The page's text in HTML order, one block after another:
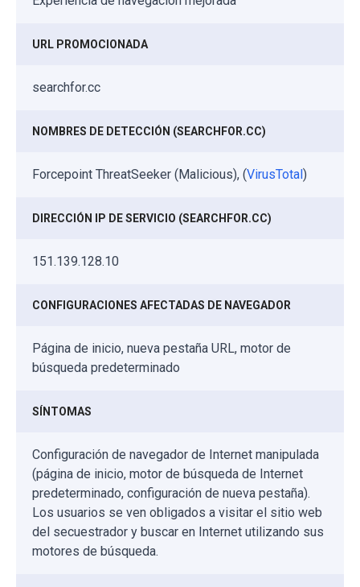
URL PROMOCIONADA
searchfor.cc
NOMBRES DE DETECCIÓN (SEARCHFOR.CC)
Forcepoint ThreatSeeker (Malicious), (VirusTotal)
DIRECCIÓN IP DE SERVICIO (SEARCHFOR.CC)
151.139.128.10
CONFIGURACIONES AFECTADAS DE NAVEGADOR
Página de inicio, nueva pestaña URL, motor de
búsqueda predeterminado
SÍNTOMAS
Configuración de navegador de Internet manipulada
(página de inicio, motor de búsqueda de Internet
predeterminado, configuración de nueva pestaña).
Los usuarios se ven obligados a visitar el sitio web
del secuestrador y buscar en Internet utilizando sus
motores de búsqueda.